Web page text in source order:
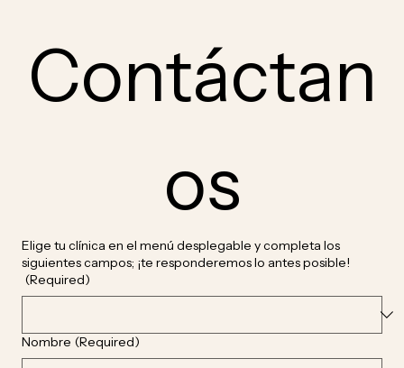
Contáctan
os
Elige tu clínica en el menú desplegable y completa los
siguientes campos; ¡te responderemos lo antes posible!
(Required)
Nombre (Required)